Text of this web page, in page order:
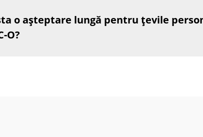
o așteptare lungă pentru țevile
O?